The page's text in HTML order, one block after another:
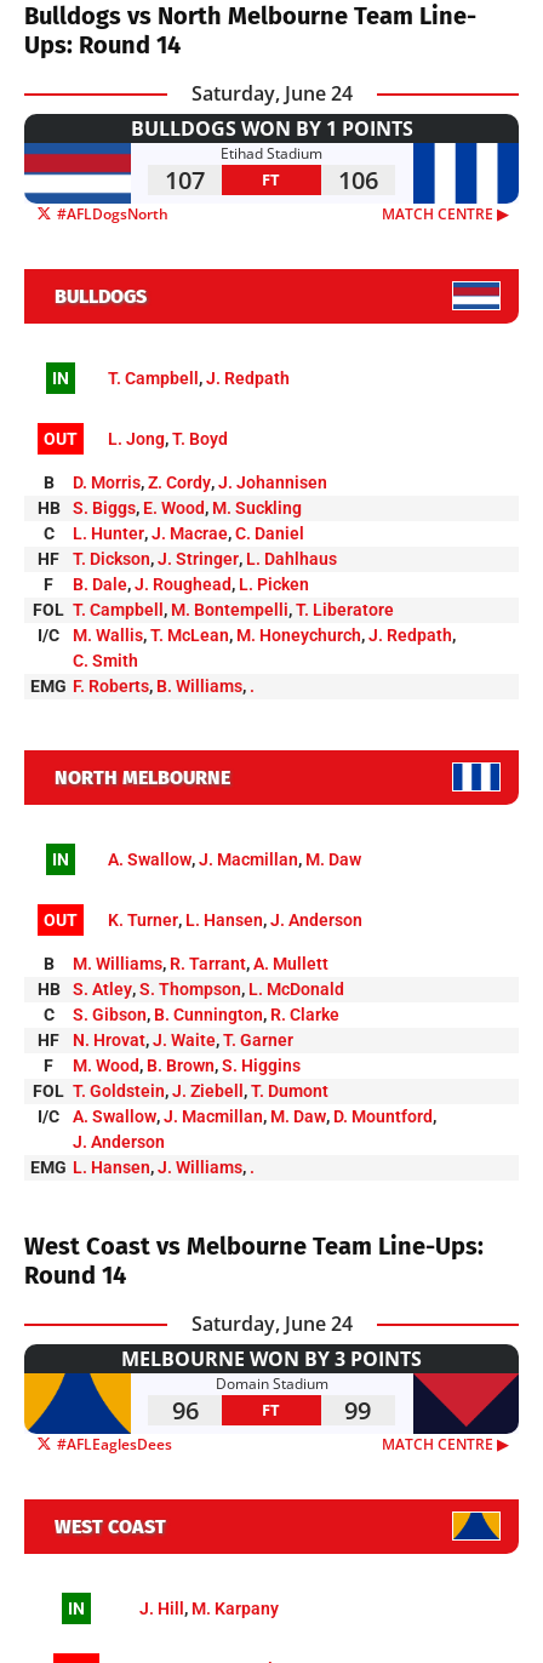
Bulldogs vs North Melbourne Team Line-
Ups: Round 14
Saturday, June 24
BULLDOGS WON BY 1 POINTS
Etihad Stadium
107 FT 106
#AFLDogsNorth MATCH CENTRE ▶︎
BULLDOGS
IN T. Campbell ,J. Redpath
OUT L. Jong,T. Boyd
B D. Morris,Z. Cordy,J. Johannisen
HB
S. Biggs, E. Wood, M. Suckling
C
L. Hunter,J. Macrae,C. Daniel
HF
T. Dickson,J. Stringer, L. Dahlhaus
F
B. Dale,J. Roughead, L. Picken
FOL T. Campbell , M. Bontempelli,T. Liberatore
I/C
M. Wallis,T. McLean, M. Honeychurch,J. Redpath,
C. Smith
EMG F. Roberts, B. Williams, .
NORTH MELBOURNE
IN A. Swallow,J. Macmillan, M. Daw
OUT K. Turner, L. Hansen,J. Anderson
B M. Williams, R. Tarrant,A. Mullett
HB
S. Atley,S. Thompson, L. McDonald
C
S. Gibson, B. Cunnington, R. Clarke
HF
N. Hrovat,J. Waite,T. Garner
F
M. Wood, B. Brown,S. Higgins
FOL T. Goldstein,J. Ziebell ,T. Dumont
I/C
A. Swallow,J. Macmillan, M. Daw, D. Mountford,
J. Anderson
EMG L. Hansen,J. Williams, .
West Coast vs Melbourne Team Line-Ups:
Round 14
Saturday, June 24
MELBOURNE WON BY 3 POINTS
Domain Stadium
96 FT 99
#AFLEaglesDees MATCH CENTRE ▶︎
WEST COAST
IN J. Hill , M. Karpany